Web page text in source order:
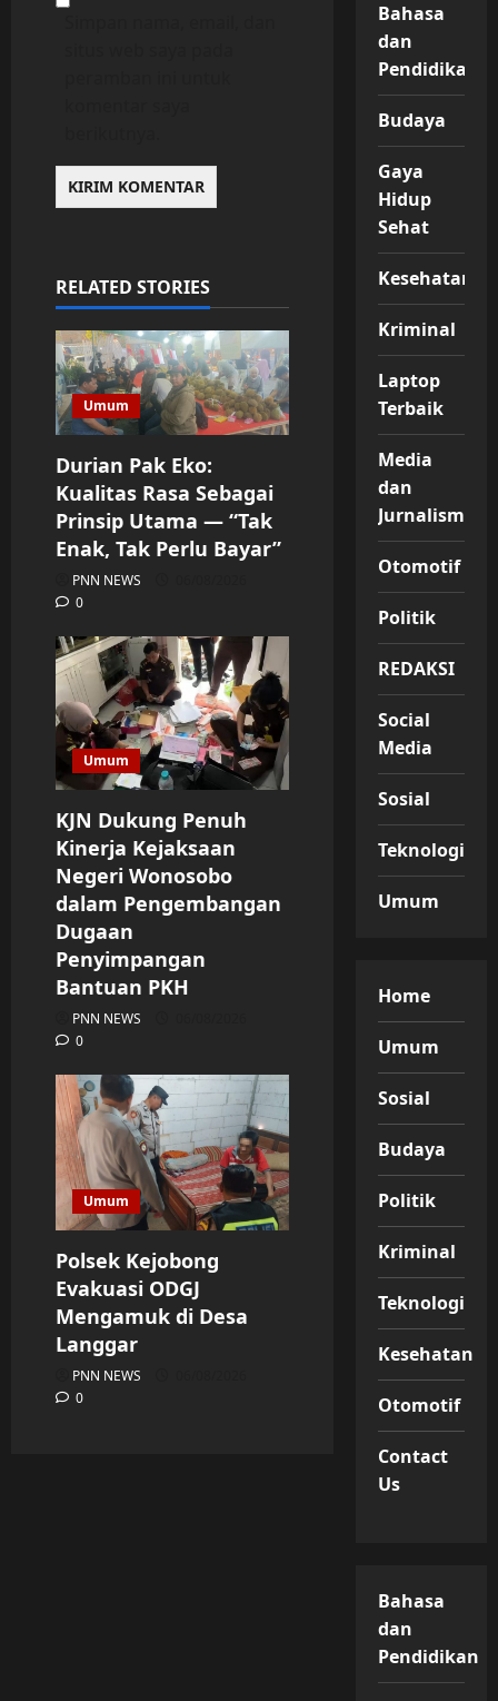
RELATED STORIES
Umum
Durian Pak Eko:
Kualitas Rasa Sebagai
Prinsip Utama — “Tak
Enak, Tak Perlu Bayar”
PNN NEWS
0
Umum
KJN Dukung Penuh
Kinerja Kejaksaan
Negeri Wonosobo
dalam Pengembangan
Dugaan
Penyimpangan
Bantuan PKH
PNN NEWS
0
Umum
Polsek Kejobong
Evakuasi ODGJ
Mengamuk di Desa
Langgar
PNN NEWS
0
Bahasa
dan
Pendidikan
Budaya
Gaya
Hidup
Sehat
Kesehatan
Kriminal
Laptop
Terbaik
Media
dan
Jurnalisme
Otomotif
Politik
REDAKSI
Social
Media
Sosial
Teknologi
Umum
Home
Umum
Sosial
Budaya
Politik
Kriminal
Teknologi
Kesehatan
Otomotif
Contact
Us
Bahasa
dan
Pendidikan